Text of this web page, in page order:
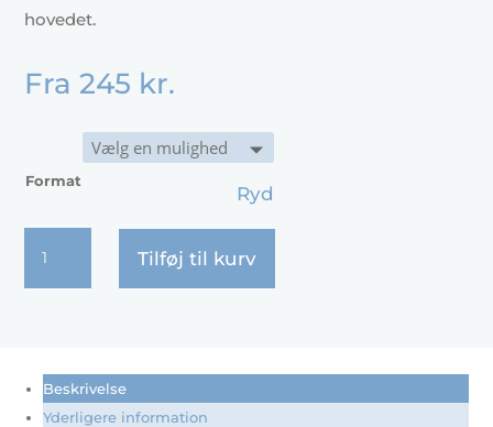
hovedet.
Fra245 kr.
Format
Ryd
Tilføj til kurv
Beskrivelse
Yderligere information